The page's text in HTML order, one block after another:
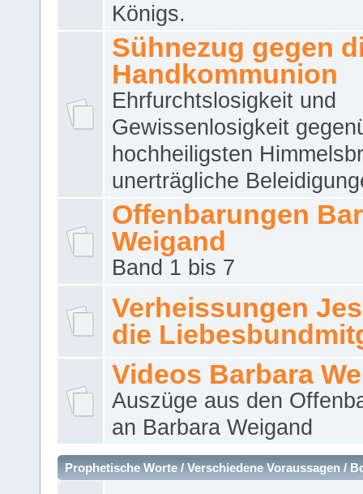
Königs.
Sühnezug gegen
Handkommunion
Ehrfurchtslosigkeit und
Gewissenlosigkeit
hochheiligsten
unerträgliche
Offenbarungen
Weigand
Band 1 bis 7
Verheissungen
die
Videos Barbara
Auszüge aus den
an Barbara Weigand
Prophetische Worte / Verschiedene Voraussagen /